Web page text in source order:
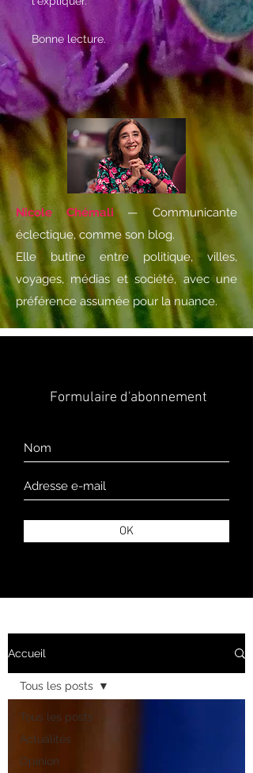
Bonne lecture.
Nicole Chémali — Communicante
éclectique, comme son blog.
Elle butine entre politique, villes,
voyages, médias et société, avec une
préférence assumée pour la nuance.
Formulaire d'abonnement
OK
Accueil
Tous les posts
Actualités
Opinion
Tous les posts